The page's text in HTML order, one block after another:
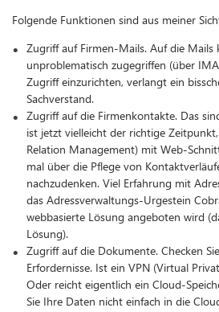
Folgende Funktionen sind aus meiner
Zugriff auf Firmen-Mails. Auf die Mails
unproblematisch zugegriffen (über
Zugriff einzurichten, verlangt ein
Sachverstand.
Zugriff auf die Firmenkontakte. Das
ist jetzt vielleicht der richtige
Relation Management) mit Web-
mal über die Pflege von
nachzudenken. Viel Erfahrung mit
das Adressverwaltungs-Urgestein
webbasierte Lösung angeboten wird
Lösung).
Zugriff auf die Dokumente. Checken
Erfordernisse. Ist ein VPN (Virtual
Oder reicht eigentlich ein Cloud-
Sie Ihre Daten nicht einfach in die